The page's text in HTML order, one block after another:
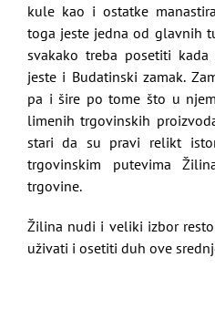
kule kao i ostatke
toga jeste jedna od glavnih
svakako treba posetiti
jeste i Budatinski zamak.
pa i šire po tome što u
limenih trgovinskih
stari da su pravi relikt
trgovinskim putevima
trgovine.
Žilina nudi i veliki izbor
uživati i osetiti duh ove